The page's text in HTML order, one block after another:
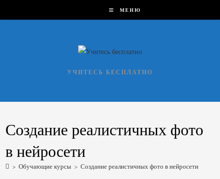
к
МЕНЮ
УЧИТЕСЬ БЕСПЛАТНО
Создание реалистичных фото
в нейросети
> Обучающие курсы > Создание реалистичных фото в нейросети